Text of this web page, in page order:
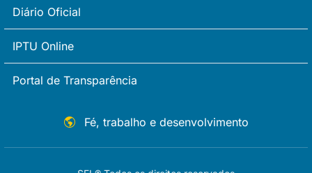
Diário Oficial
IPTU Online
Portal de Transparência
Fé, trabalho e desenvolvimento